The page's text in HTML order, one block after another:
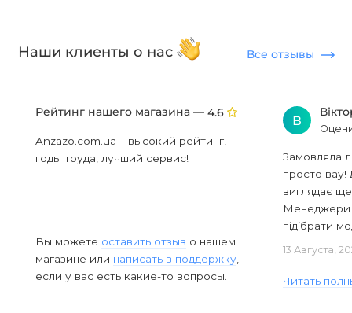
Наши клиенты о нас Все отзывы
Рейтинг нашего магазина — 4.6
Anzazo.com.ua – высокий рейтинг,
годы труда, лучший сервис!
Вы можете оставить отзыв о нашем
магазине или написать в поддержку
если у вас есть какие-то вопросы.
В
Замовляла
просто вау!
виглядає
Менеджери
підібрати
13 Августа,
Читать